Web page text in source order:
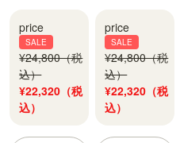
本棚 トルフラット
TLF-2070NA
price
SALE
¥24,800（税
込）
¥22,320（税
込）
ルフラット TLF-
2070IV
price
SALE
¥24,800（税
込）
¥22,320（税
込）